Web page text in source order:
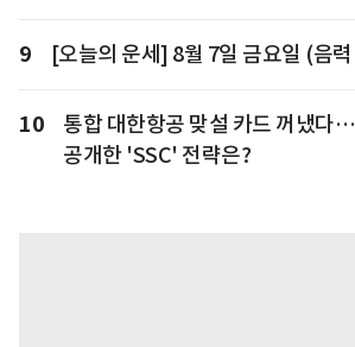
9 [오늘의 운세] 8월 7일 금요일 (음
10
통합 대한항공 맞설 카드 꺼냈다
공개한 'SSC' 전략은?